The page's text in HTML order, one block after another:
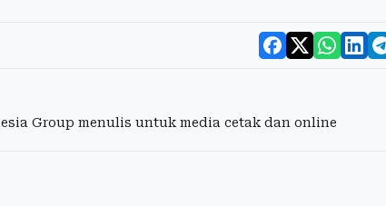
Group menulis untuk media cetak dan online